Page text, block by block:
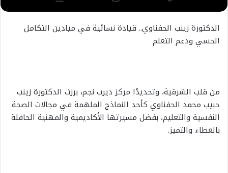
الدكتورة زينب الحفناوي.. قيادة نسائية في ميادين التكامل
الحسي ودعم التعلم
من قلب الشرقية، وتحديدًا مركز ديرب نجم، برزت الدكتورة زينب
حبيب محمد الحفناوي كأحد النماذج الملهمة في مجالات الصحة
النفسية والتعليم، بفضل مسيرتها الأكاديمية والمهنية الحافلة
بالعطاء والتميز.